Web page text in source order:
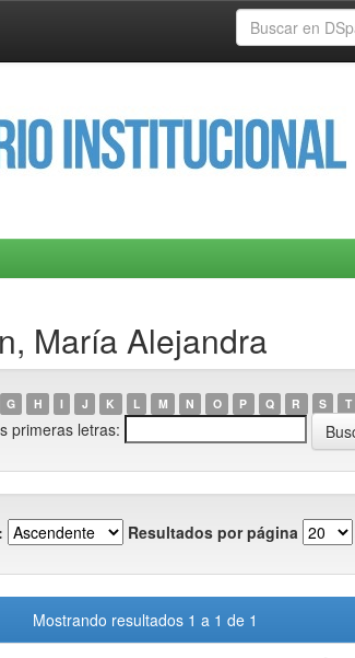
María Alejandra
G H I J K L M N O P Q R S T
primeras letras:
Resultados por página
Mostrando resultados 1 a 1 de 1